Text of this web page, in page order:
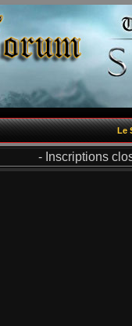
Le
- Inscriptions